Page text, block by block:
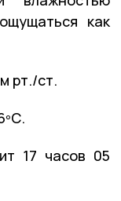
как
рт./ст.
17 часов 05